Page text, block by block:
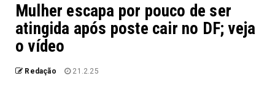
Mulher escapa por pouco de ser
atingida após poste cair no DF; veja
o vídeo
Redação 21.2.25